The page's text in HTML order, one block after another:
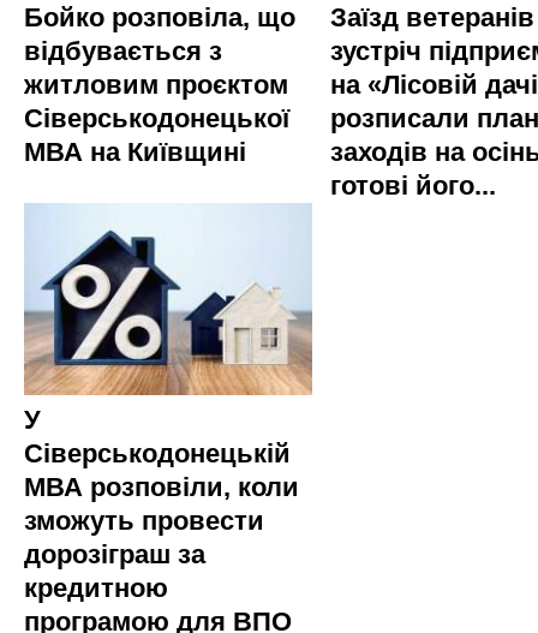
Бойко розповіла, що
відбувається з
житловим проєктом
Сіверськодонецької
МВА на Київщині
Заїзд
зустріч
на «Лісовій
розписали план
заходів на
готові його...
У
Сіверськодонецькій
МВА розповіли, коли
зможуть провести
дорозіграш за
кредитною
програмою для ВПО